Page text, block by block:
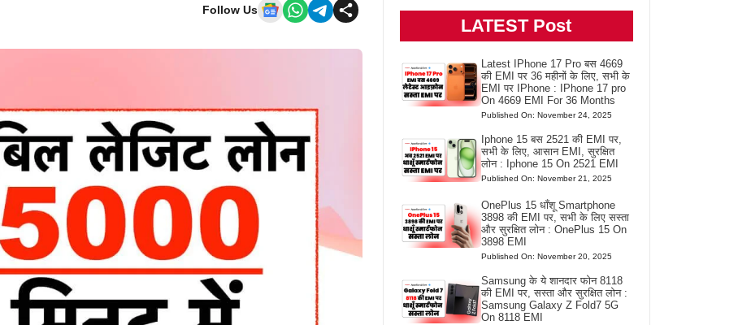
Follow Us
LATEST Post
Latest IPhone 17 Pro बस 4669
की EMI पर 36 महीनों के लिए, सभी के
EMI पर IPhone : IPhone 17 pro
On 4669 EMI For 36 Months
Published On: November 24, 2025
Iphone 15 बस 2521 की EMI पर,
सभी के लिए, आसान EMI, सुरक्षित
लोन : Iphone 15 On 2521 EMI
Published On: November 21, 2025
OnePlus 15 धाँशू Smartphone
3898 की EMI पर, सभी के लिए सस्ता
और सुरक्षित लोन : OnePlus 15 On
3898 EMI
Published On: November 20, 2025
Samsung के ये शानदार फोन 8118
की EMI पर, सस्ता और सुरक्षित लोन :
Samsung Galaxy Z Fold7 5G
On 8118 EMI